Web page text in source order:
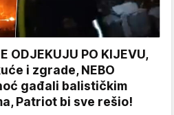
ODJEKUJU PO KIJEVU,
i zgrade, NEBO
gađali balističkim
Patriot bi sve rešio!